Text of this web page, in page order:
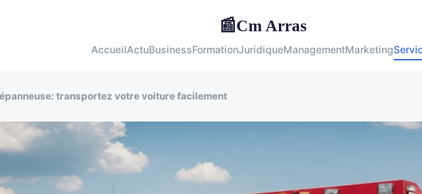
📰Cm Arras
AccueilActuBusinessFormationJuridiqueManagementMarketing
transportez votre voiture facilement